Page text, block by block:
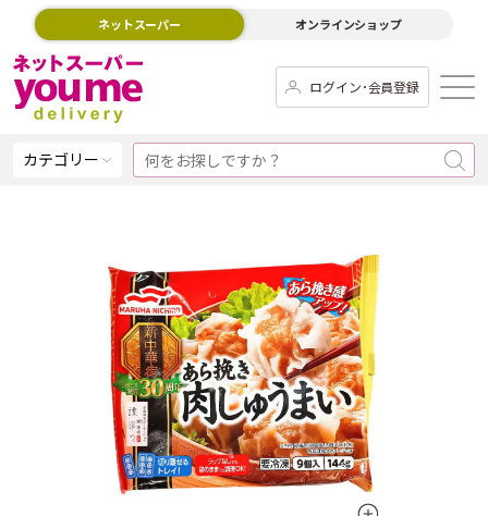
ネットスーパー オンラインショップ
ログイン･会員登録
カテゴリー